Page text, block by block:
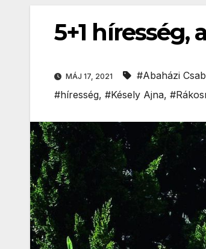
5+1
MÁJ 17, 2021 #Abaházi
#híresség, #Késely Ajna,